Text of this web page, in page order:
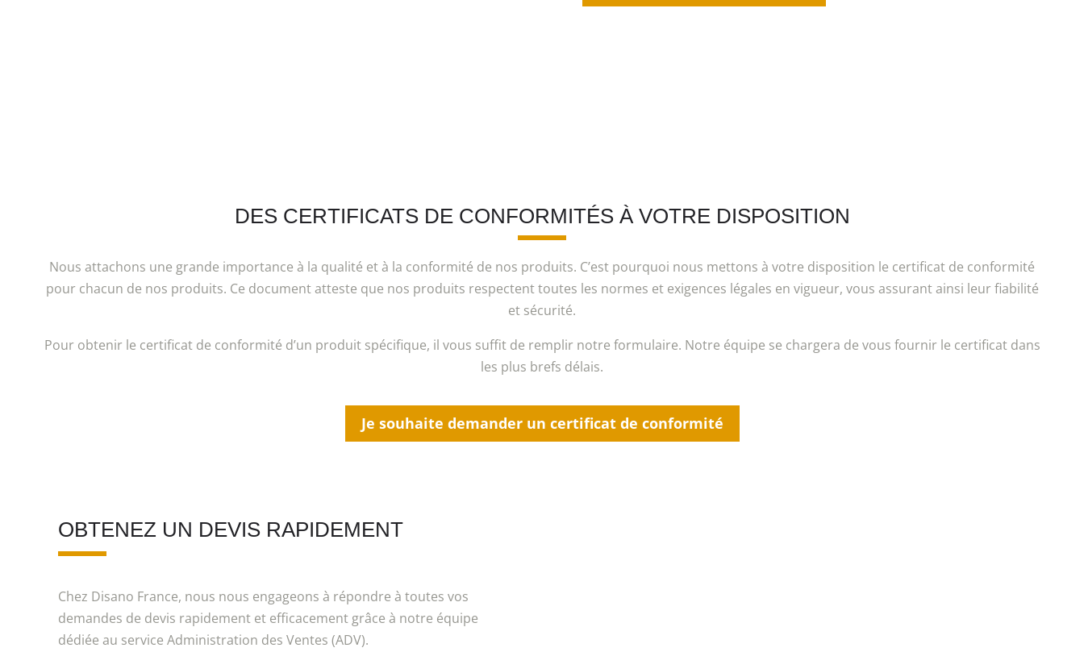
DES CERTIFICATS DE CONFORMITÉS À VOTRE DISPOSITION
Nous attachons une grande importance à la qualité et à la conformité de nos produits. C’est pourquoi nous mettons à votre disposition le certificat de conformité
pour chacun de nos produits. Ce document atteste que nos produits respectent toutes les normes et exigences légales en vigueur, vous assurant ainsi leur fiabilité
et sécurité.
Pour obtenir le certificat de conformité d’un produit spécifique, il vous suffit de remplir notre formulaire. Notre équipe se chargera de vous fournir le certificat dans
les plus brefs délais.
Je souhaite demander un certificat de conformité
OBTENEZ UN DEVIS RAPIDEMENT
Chez Disano France, nous nous engageons à répondre à toutes vos
demandes de devis rapidement et efficacement grâce à notre équipe
dédiée au service Administration des Ventes (ADV).